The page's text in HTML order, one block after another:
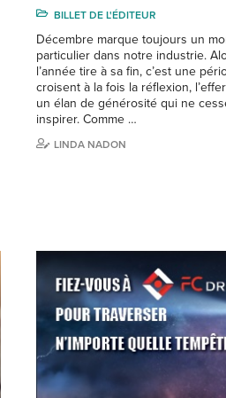
BILLET DE L'ÉDITEUR
Décembre marque toujours un
particulier dans notre industrie.
l’année tire à sa fin, c’est une
croisent à la fois la réflexion,
un élan de générosité qui ne
inspirer. Comme …
LINDA NADON